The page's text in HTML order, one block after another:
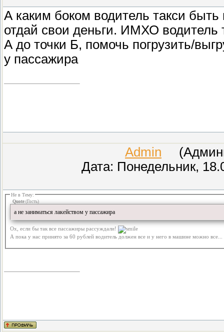
А каким боком водитель такси
отдай свои деньги. ИМХО водитель
А до точки Б, помочь погрузить/
у пассажира
Admin
Дата: Понедельник,
Не в Тему:
Quote (Гость)
а не заниматься лакейством у пассажира
Ох, если бы так все пассажиры рассуждали!
А пока у нас принято за 60 рублей водитель должен все и у него в машине можно